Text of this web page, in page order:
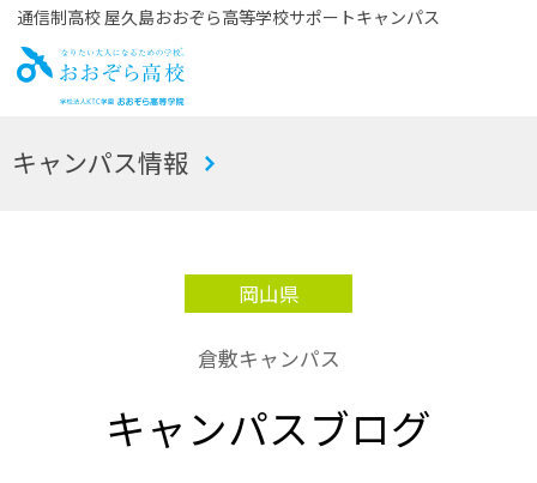
通信制高校 屋久島おおぞら高等学校サポートキャンパス
お
キャンパス情報
岡山県
倉敷キャンパス
キャンパスブログ